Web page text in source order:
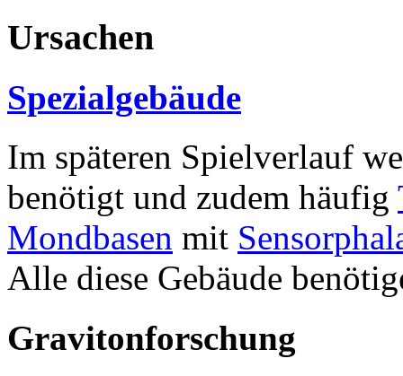
Ursachen
Spezialgebäude
Im späteren Spielverlauf
benötigt und zudem häufig
Mondbasen mit
Alle diese Gebäude
Gravitonforschung